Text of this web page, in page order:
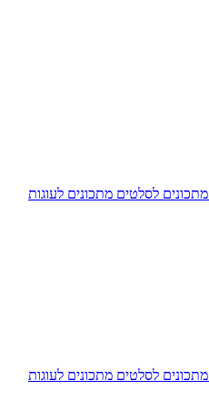
מתכונים לסלטים מתכונים לעוגות
מתכונים לסלטים מתכונים לעוגות